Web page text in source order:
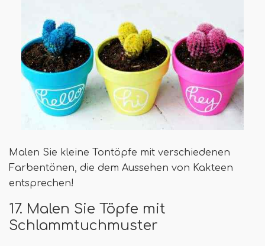
Malen Sie kleine Tontöpfe mit verschiedenen
Farbentönen, die dem Aussehen von Kakteen
entsprechen!
17. Malen Sie Töpfe mit
Schlammtuchmuster